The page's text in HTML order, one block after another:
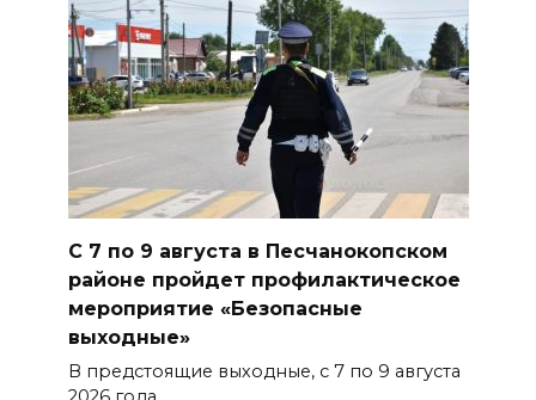
07 августа 2026 14:28
Раскаленный август
БОЛЬШЕ НОВОСТЕЙ
С 7 по 9 августа в Песчанокопском
районе пройдет профилактическое
мероприятие «Безопасные
выходные»
В предстоящие выходные, с 7 по 9 августа